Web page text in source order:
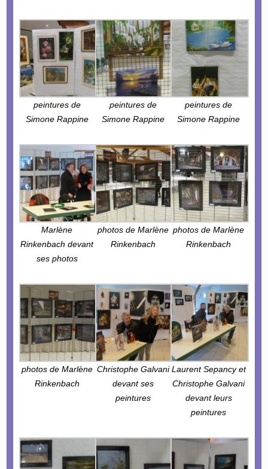
peintures de
Simone Rappine
peintures de
Simone Rappine
peintures de
Simone Rappine
Marlène
Rinkenbach devant
ses photos
photos de Marlène
Rinkenbach
photos de Marlène
Rinkenbach
photos de Marlène
Rinkenbach
Christophe Galvani
devant ses
peintures
Laurent Sepancy et
Christophe Galvani
devant leurs
peintures